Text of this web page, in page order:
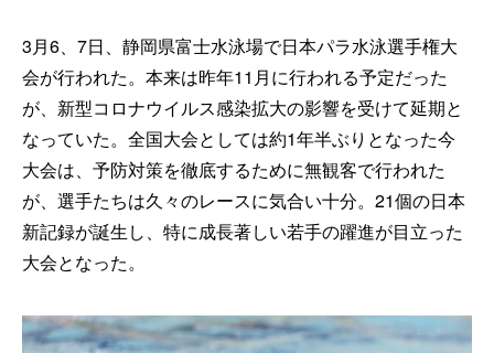
3月6、7日、静岡県富士水泳場で日本パラ水泳選手権大
会が行われた。本来は昨年11月に行われる予定だった
が、新型コロナウイルス感染拡大の影響を受けて延期と
なっていた。全国大会としては約1年半ぶりとなった今
大会は、予防対策を徹底するために無観客で行われた
が、選手たちは久々のレースに気合い十分。21個の日本
新記録が誕生し、特に成長著しい若手の躍進が目立った
大会となった。